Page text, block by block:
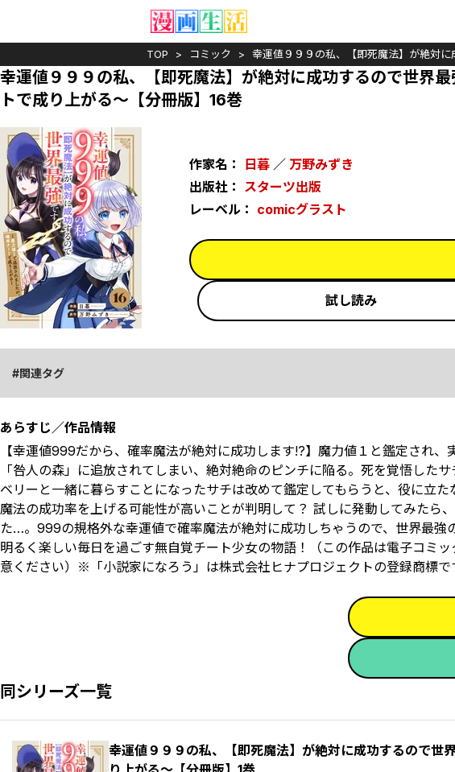
TOP コミック 幸運値９９９の私、【即死魔法】が絶対
幸運値９９９の私、【即死魔法】が絶対に成功するので世界
トで成り上がる～【分冊版】16巻
作家名： 日暮 ／ 万野みずき
出版社： スターツ出版
レーベル： comicグラスト
試し読み
関連タグ
あらすじ／作品情報
【幸運値999だから、確率魔法が絶対に成功します!?】魔力値１と鑑定され
「咎人の森」に追放されてしまい、絶対絶命のピンチに陥る――。死を覚悟し
ベリーと一緒に暮らすことになったサチは改めて鑑定してもらうと、役に立た
魔法の成功率を上げる可能性が高いことが判明して――？ 試しに発動してみた
た…。999の規格外な幸運値で確率魔法が絶対に成功しちゃうので、世界最
明るく楽しい毎日を過ごす無自覚チート少女の物語！（この作品は電子コミ
意ください）※「小説家になろう」は株式会社ヒナプロジェクトの登録商標で
同シリーズ一覧
幸運値９９９の私、【即死魔法】が絶対に成功するので世